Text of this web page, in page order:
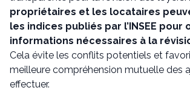
propriétaires et les locataires
les indices publiés par l’INSEE pour
informations nécessaires à la
Cela évite les conflits potentiels et
meilleure compréhension mutuelle des
effectuer.